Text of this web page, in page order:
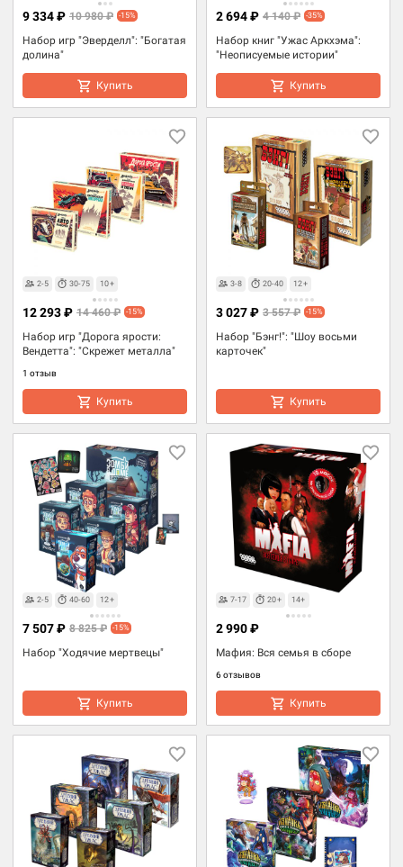
Набор игр "Эверделл": "Богатая
долина"
9 334 ₽ 10 980 ₽ -15%
Купить
Набор книг "Ужас Аркхэма":
"Неописуемые истории"
2 694 ₽ 4 140 ₽ -35%
Купить
2-5 30-75 10+
Набор игр "Дорога ярости:
Вендетта": "Скрежет металла"
1 отзыв
12 293 ₽ 14 460 ₽ -15%
Купить
3-8 20-40 12+
Набор "Бэнг!": "Шоу восьми
карточек"
3 027 ₽ 3 557 ₽ -15%
Купить
2-5 40-60 12+
Набор "Ходячие мертвецы"
7 507 ₽ 8 825 ₽ -15%
Купить
7-17 20+ 14+
Мафия: Вся семья в сборе
6 отзывов
2 990 ₽
Купить